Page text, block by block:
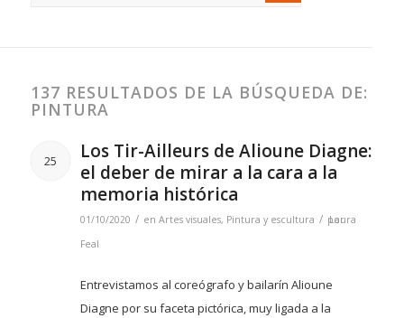
137 RESULTADOS DE LA BÚSQUEDA DE:
PINTURA
25
Los Tir-Ailleurs de Alioune Diagne:
el deber de mirar a la cara a la
memoria histórica
01/10/2020 / en Artes visuales, Pintura y escultura / por
Laura
Feal
Entrevistamos al coreógrafo y bailarín Alioune
Diagne por su faceta pictórica, muy ligada a la